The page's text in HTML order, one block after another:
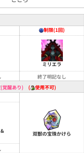
制限(1回)
ミリエラ
終了明記なし
(覚醒あり) ( 使用不可)
双獣の宝珠かけら